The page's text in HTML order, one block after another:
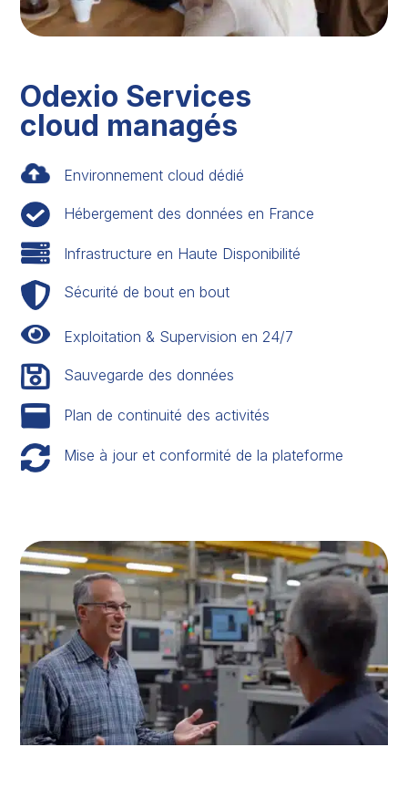
Odexio Services
cloud managés
Environnement cloud dédié
Hébergement des données en France
Infrastructure en Haute Disponibilité
Sécurité de bout en bout
Exploitation & Supervision en 24/7
Sauvegarde des données
Plan de continuité des activités
Mise à jour et conformité de la plateforme